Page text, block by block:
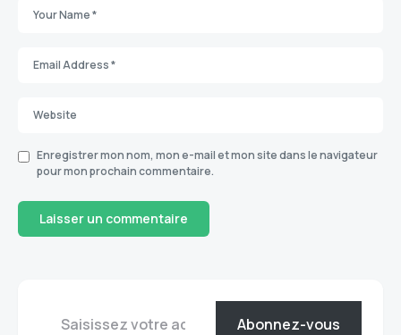
Enregistrer mon nom, mon e-mail et mon site dans le navigateur
pour mon prochain commentaire.
Abonnez-vous